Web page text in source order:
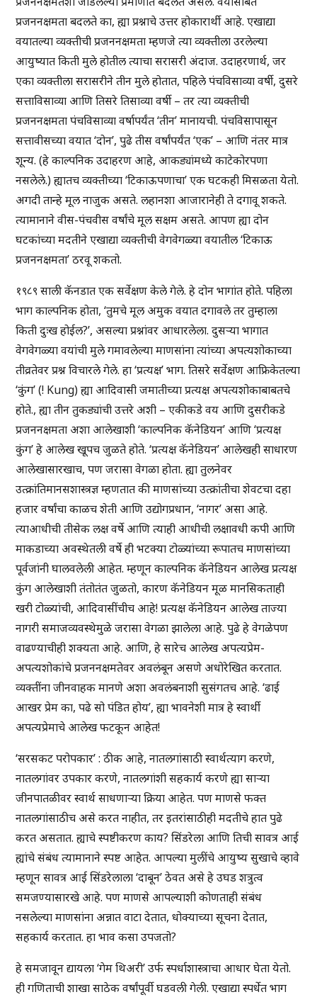
प्रजननक्षमता बदलते का, ह्या प्रश्नाचे उत्तर होकारार्थी आहे. एखाद्या
वयातल्या व्यक्तीची प्रजननक्षमता म्हणजे त्या व्यक्तीला उरलेल्या
आयुष्यात किती मुले होतील त्याचा सरासरी अंदाज. उदाहरणार्थ, जर
एका व्यक्तीला सरासरीने तीन मुले होतात, पहिले पंचविसाव्या वर्षी, दुसरे
सत्ताविसाव्या आणि तिसरे तिसाव्या वर्षी – तर त्या व्यक्तीची
प्रजननक्षमता पंचविसाव्या वर्षापर्यंत ‘तीन’ मानायची. पंचविसापासून
सत्तावीसच्या वयात ‘दोन’, पुढे तीस वर्षांपर्यंत ‘एक’ – आणि नंतर मात्र
शून्य. (हे काल्पनिक उदाहरण आहे, आकड्यांमध्ये काटेकोरपणा
नसलेले.) ह्यातच व्यक्तीच्या ‘टिकाऊपणाचा’ एक घटकही मिसळता येतो.
अगदी तान्हे मूल नाजुक असते. लहानशा आजारानेही ते दगावू शकते.
त्यामानाने वीस-पंचवीस वर्षांचे मूल सक्षम असते. आपण ह्या दोन
घटकांच्या मदतीने एखाद्या व्यक्तीची वेगवेगळ्या वयातील ‘टिकाऊ
प्रजननक्षमता’ ठरवू शकतो.
१९८९ साली कॅनडात एक सर्वेक्षण केले गेले. हे दोन भागांत होते. पहिला
भाग काल्पनिक होता, ‘तुमचे मूल अमुक वयात दगावले तर तुम्हाला
किती दुःख होईल?’, असल्या प्रश्नांवर आधारलेला. दुसऱ्या भागात
वेगवेगळ्या वयांची मुले गमावलेल्या माणसांना त्यांच्या अपत्यशोकाच्या
तीव्रतेवर प्रश्न विचारले गेले. हा ‘प्रत्यक्ष’ भाग. तिसरे सर्वेक्षण आफ्रिकेतल्या
‘कुंग’ (! Kung) ह्या आदिवासी जमातीच्या प्रत्यक्ष अपत्यशोकाबाबतचे
होते., ह्या तीन तुकड्यांची उत्तरे अशी – एकीकडे वय आणि दुसरीकडे
प्रजननक्षमता अशा आलेखाशी ‘काल्पनिक कॅनेडियन’ आणि ‘प्रत्यक्ष
कुंग’ हे आलेख खूपच जुळते होते. ‘प्रत्यक्ष कॅनेडियन’ आलेखही साधारण
आलेखासारखाच, पण जरासा वेगळा होता. ह्या तुलनेवर
उत्क्रांतिमानसशास्त्रज्ञ म्हणतात की माणसांच्या उत्क्रांतीचा शेवटचा दहा
हजार वर्षांचा काळच शेती आणि उद्योगप्रधान, ‘नागर’ असा आहे.
त्याआधीची तीसेक लक्ष वर्षे आणि त्याही आधीची लक्षावधी कपी आणि
माकडाच्या अवस्थेतली वर्षे ही भटक्या टोळ्यांच्या रूपातच माणसांच्या
पूर्वजांनी घालवलेली आहेत. म्हणून काल्पनिक कॅनेडियन आलेख प्रत्यक्ष
कुंग आलेखाशी तंतोतंत जुळतो, कारण कॅनेडियन मूळ मानसिकताही
खरी टोळ्यांची, आदिवासींचीच आहे! प्रत्यक्ष कॅनेडियन आलेख ताज्या
नागरी समाजव्यवस्थेमुळे जरासा वेगळा झालेला आहे. पुढे हे वेगळेपण
वाढण्याचीही शक्यता आहे. आणि, हे सारेच आलेख अपत्यप्रेम-
अपत्यशोकांचे प्रजननक्षमतेवर अवलंबून असणे अधोरेखित करतात.
व्यक्तींना जीनवाहक मानणे अशा अवलंबनाशी सुसंगतच आहे. ‘ढाई
आखर प्रेम का, पढे सो पंडित होय’, ह्या भावनेशी मात्र हे स्वार्थी
अपत्यप्रेमाचे आलेख फटकून आहेत!
‘सरसकट परोपकार’ : ठीक आहे, नातलगांसाठी स्वार्थत्याग करणे,
नातलगांवर उपकार करणे, नातलगांशी सहकार्य करणे ह्या साऱ्या
जीनपातळीवर स्वार्थ साधणाऱ्या क्रिया आहेत. पण माणसे फक्त
नातलगांसाठीच असे करत नाहीत, तर इतरांसाठीही मदतीचे हात पुढे
करत असतात. ह्याचे स्पष्टीकरण काय? सिंडरेला आणि तिची सावत्र आई
ह्यांचे संबंध त्यामानाने स्पष्ट आहेत. आपल्या मुलींचे आयुष्य सुखाचे व्हावे
म्हणून सावत्र आई सिंडरेलाला ‘दाबून’ ठेवत असे हे उघड शत्रुत्व
समजण्यासारखे आहे. पण माणसे आपल्याशी कोणताही संबंध
नसलेल्या माणसांना अन्नात वाटा देतात, धोक्याच्या सूचना देतात,
सहकार्य करतात. हा भाव कसा उपजतो?
हे समजावून द्यायला ‘गेम थिअरी’ उर्फ स्पर्धाशास्त्राचा आधार घेता येतो.
ही गणिताची शाखा साठेक वर्षांपूर्वी घडवली गेली. एखाद्या स्पर्धेत भाग